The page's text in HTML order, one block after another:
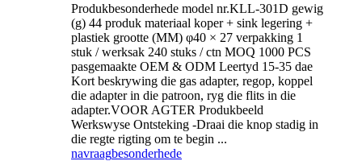
Produkbesonderhede model nr.KLL-301D gewig
(g) 44 produk materiaal koper + sink legering +
plastiek grootte (MM) φ40 × 27 verpakking 1
stuk / werksak 240 stuks / ctn MOQ 1000 PCS
pasgemaakte OEM & ODM Leertyd 15-35 dae
Kort beskrywing die gas adapter, regop, koppel
die adapter in die patroon, ryg die flits in die
adapter.VOOR AGTER Produkbeeld
Werkswyse Ontsteking -Draai die knop stadig in
die regte rigting om te begin ...
navraagbesonderhede